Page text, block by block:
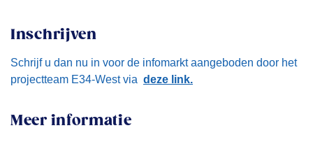
Inschrijven
Schrijf u dan nu in voor de infomarkt aangeboden door het
projectteam E34-West via deze link.
Meer informatie